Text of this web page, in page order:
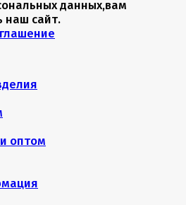
данных,вам
наш сайт.
оптом